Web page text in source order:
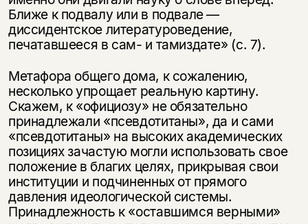
Ближе к подвалу или в подвале —
диссидентское литературоведение,
печатавшееся в сам- и тамиздате» (с. 7).
Метафора общего дома, к сожалению,
несколько упрощает реальную картину.
Скажем, к «официозу» не обязательно
принадлежали «псевдотитаны», да и сами
«псевдотитаны» на высоких академических
позициях зачастую могли использовать свое
положение в благих целях, прикрывая свои
институции и подчиненных от прямого
давления идеологической системы.
Принадлежность к «оставшимся верными»